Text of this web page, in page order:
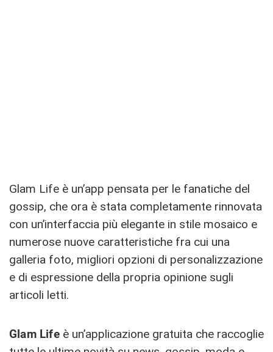
Glam Life è un’app pensata per le fanatiche del
gossip, che ora è stata completamente rinnovata
con un’interfaccia più elegante in stile mosaico e
numerose nuove caratteristiche fra cui una
galleria foto, migliori opzioni di personalizzazione
e di espressione della propria opinione sugli
articoli letti.
Glam Lifeè un’applicazione gratuita che raccoglie